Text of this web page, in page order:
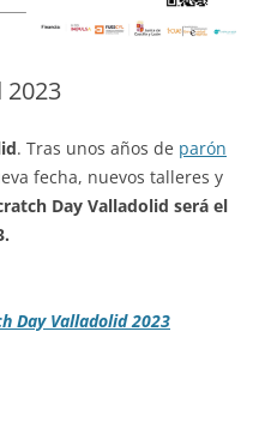
2023
. Tras unos años de parón
fecha, nuevos talleres y
Day Valladolid será el
Day Valladolid 2023